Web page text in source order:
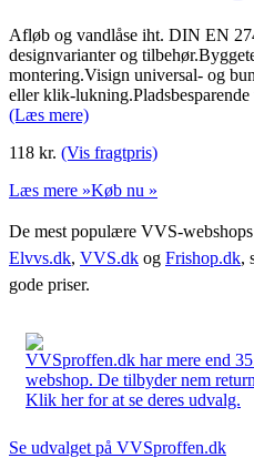
Afløb og vandlåse iht. DIN EN
designvarianter og
montering.Visign universal- og
eller klik-
(Læs mere)
118 kr. (Vis fragtpris)
Læs mere »Køb nu »
De mest populære VVS-
Elvvs.dk, VVS.dk og Frishop.dk,
gode priser.
VVSproffen.dk har mere end
webshop. De tilbyder nem
Klik her for at se deres udvalg.
Se udvalget på VVSproffen.dk